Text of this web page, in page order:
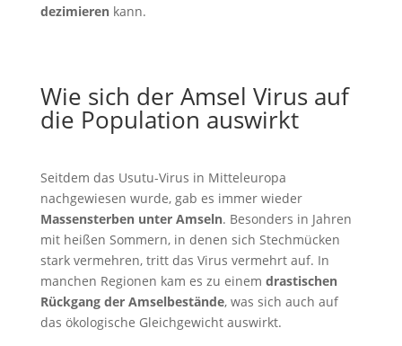
dezimierenkann.
Wie sich der Amsel Virus auf
die Population auswirkt
Seitdem das Usutu-Virus in Mitteleuropa
nachgewiesen wurde, gab es immer wieder
Massensterben unter Amseln. Besonders in Jahren
mit heißen Sommern, in denen sich Stechmücken
stark vermehren, tritt das Virus vermehrt auf. In
manchen Regionen kam es zu einem drastischen
Rückgang der Amselbestände, was sich auch auf
das ökologische Gleichgewicht auswirkt.